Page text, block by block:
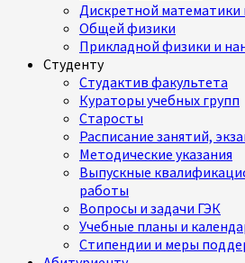
Дискретной
Общей физики
Прикладной физики и
Студенту
Студактив факультета
Кураторы учебных групп
Старосты
Расписание занятий,
Методические указания
Выпускные
работы
Вопросы и задачи ГЭК
Учебные планы и
Стипендии и меры